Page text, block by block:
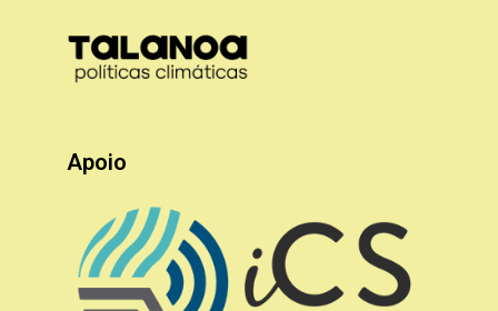
Apoio